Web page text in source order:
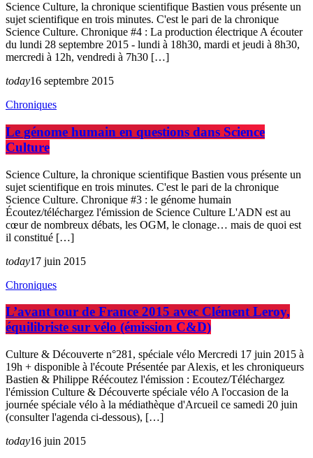
Science Culture, la chronique scientifique Bastien vous présente un
sujet scientifique en trois minutes. C'est le pari de la chronique
Science Culture. Chronique #4 : La production électrique A écouter
du lundi 28 septembre 2015 - lundi à 18h30, mardi et jeudi à 8h30,
mercredi à 12h, vendredi à 7h30 […]
today16 septembre 2015
Chroniques
Le génome humain en questions dans Science
Culture
Science Culture, la chronique scientifique Bastien vous présente un
sujet scientifique en trois minutes. C'est le pari de la chronique
Science Culture. Chronique #3 : le génome humain
Écoutez/téléchargez l'émission de Science Culture L'ADN est au
cœur de nombreux débats, les OGM, le clonage… mais de quoi est
il constitué […]
today17 juin 2015
Chroniques
L’avant tour de France 2015 avec Clément Leroy,
équilibriste sur vélo (émission C&D)
Culture & Découverte n°281, spéciale vélo Mercredi 17 juin 2015 à
19h + disponible à l'écoute Présentée par Alexis, et les chroniqueurs
Bastien & Philippe Réécoutez l'émission : Ecoutez/Téléchargez
l'émission Culture & Découverte spéciale vélo A l'occasion de la
journée spéciale vélo à la médiathèque d'Arcueil ce samedi 20 juin
(consulter l'agenda ci-dessous), […]
today16 juin 2015